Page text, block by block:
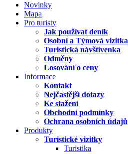
Novinky
Mapa
Pro turisty
Jak používat deník
Osobní a Týmová vizitka
Turistická návštívenka
Odměny
Losování o ceny
Informace
Kontakt
Nejčastější dotazy
Ke stažení
Obchodní podmínky
Ochrana osobních údajů
Produkty
Turistické vizitky
Turistika